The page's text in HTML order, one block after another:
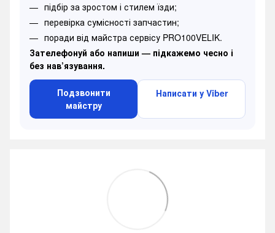
підбір за зростом і стилем їзди;
перевірка сумісності запчастин;
поради від майстра сервісу PRO100VELIK.
Зателефонуй або напиши — підкажемо чесно і
без нав’язування.
Подзвонити
майстру
Написати у Viber